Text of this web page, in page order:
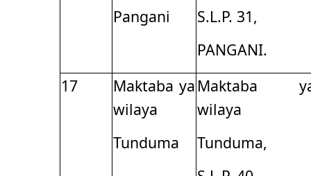
Pangani
S.L.P. 31,
PANGANI.
17
Maktaba ya
wilaya
Tunduma
Maktaba
wilaya
Tunduma,